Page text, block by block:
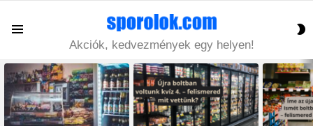
Akciók, kedvezmények egy helyen!
LATEST
STORIES